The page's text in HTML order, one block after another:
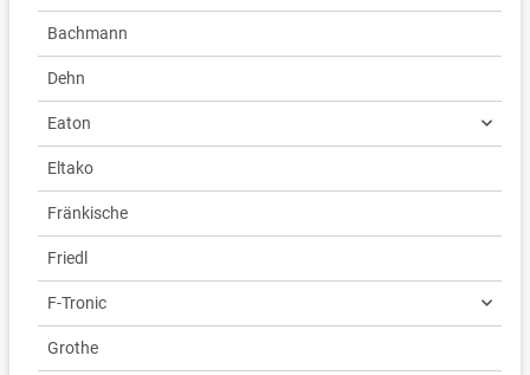
Bachmann
Dehn
Eaton
Eltako
Fränkische
Friedl
F-Tronic
Grothe